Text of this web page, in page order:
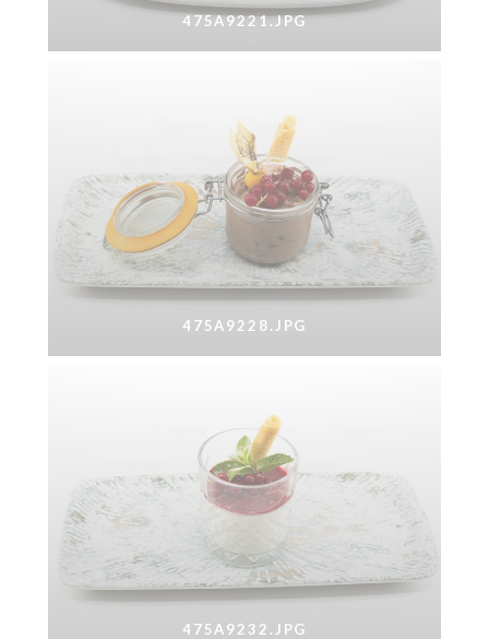
475A9221.JPG
475A9228.JPG
475A9232.JPG